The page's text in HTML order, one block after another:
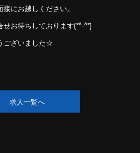
にお越しください。
お待ちしております(*^-^*)
ございました☆
求人一覧へ